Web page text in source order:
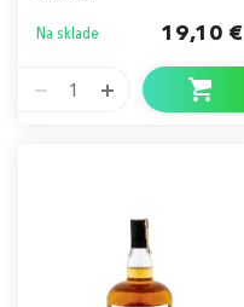
Na sklade 19,10 €
1